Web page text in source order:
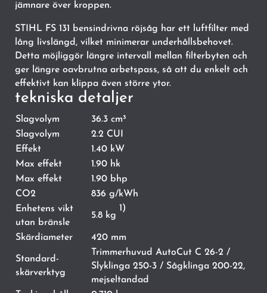
jämnare över kroppen.
STIHL FS 131 bensindrivna röjsåg har ett luftfilter med
lång livslängd, vilket minimerar underhållsbehovet.
Detta möjliggör längre intervall mellan filterbyten och
ger längre oavbrutna arbetspass, så att du enkelt och
effektivt kan klippa även större ytor.
tekniska detaljer
Slagvolym
36.3 cm³
Slagvolym
2.2 CUI
Effekt
1.40 kW
Max effekt
1.90 hk
Max effekt
1.90 bhp
CO2
836 g/kWh
Enhetens vikt
utan bränsle
5.8 kg
1)
Skärdiameter 420 mm
Standard-
skärverktyg
Trimmerhuvud AutoCut C 26-2 /
Slyklinga 250-3 / Sågklinga 200-22,
mejseltandad